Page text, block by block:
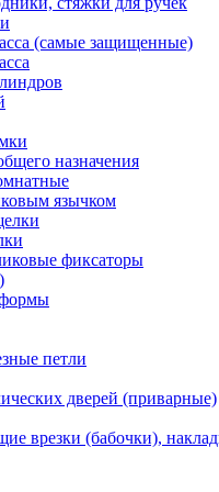
(самые защищенные)
назначения
язычком
фиксаторы
петли
дверей (приварные)
врезки (бабочки),